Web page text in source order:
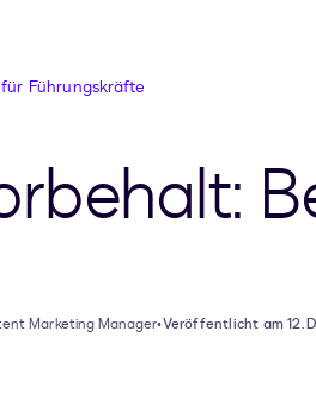
Führungskräfte
Marketing Manager•Veröffentlicht am 12.